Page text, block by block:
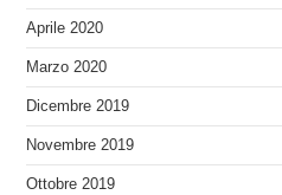
Aprile 2020
Marzo 2020
Dicembre 2019
Novembre 2019
Ottobre 2019